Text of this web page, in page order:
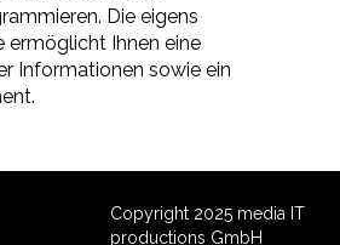
Die eigens
ermöglicht Ihnen eine
Informationen sowie ein
Copyright 2025 media IT
productions GmbH